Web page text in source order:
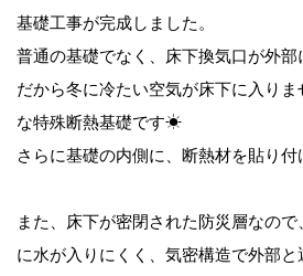
基礎工事が完成しました。
普通の基礎でなく、床下換気口が外部
だから冬に冷たい空気が床下に入りま
な特殊断熱基礎です☀
さらに基礎の内側に、断熱材を貼り付
また、床下が密閉された防災層なの
に水が入りにくく、気密構造で外部と